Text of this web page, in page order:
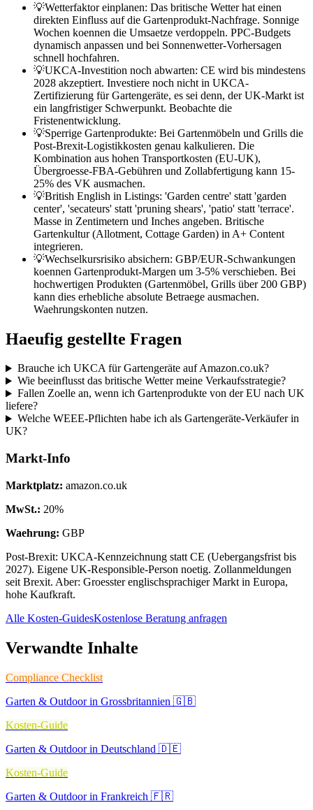
💡Wetterfaktor einplanen: Das britische Wetter hat einen
direkten Einfluss auf die Gartenprodukt-Nachfrage. Sonnige
Wochen koennen die Umsaetze verdoppeln. PPC-Budgets
dynamisch anpassen und bei Sonnenwetter-Vorhersagen
schnell hochfahren.
💡UKCA-Investition noch abwarten: CE wird bis mindestens
2028 akzeptiert. Investiere noch nicht in UKCA-
Zertifizierung für Gartengeräte, es sei denn, der UK-Markt ist
ein langfristiger Schwerpunkt. Beobachte die
Fristenentwicklung.
💡Sperrige Gartenprodukte: Bei Gartenmöbeln und Grills die
Post-Brexit-Logistikkosten genau kalkulieren. Die
Kombination aus hohen Transportkosten (EU-UK),
Übergroesse-FBA-Gebühren und Zollabfertigung kann 15-
25% des VK ausmachen.
💡British English in Listings: 'Garden centre' statt 'garden
center', 'secateurs' statt 'pruning shears', 'patio' statt 'terrace'.
Masse in Zentimetern und Inches angeben. Britische
Gartenkultur (Allotment, Cottage Garden) in A+ Content
integrieren.
💡Wechselkursrisiko absichern: GBP/EUR-Schwankungen
koennen Gartenprodukt-Margen um 3-5% verschieben. Bei
hochwertigen Produkten (Gartenmöbel, Grills über 200 GBP)
kann dies erhebliche absolute Betraege ausmachen.
Waehrungskonten nutzen.
Haeufig gestellte Fragen
Brauche ich UKCA für Gartengeräte auf Amazon.co.uk?
Wie beeinflusst das britische Wetter meine Verkaufsstrategie?
Fallen Zoelle an, wenn ich Gartenprodukte von der EU nach UK
liefere?
Welche WEEE-Pflichten habe ich als Gartengeräte-Verkäufer in
UK?
Markt-Info
Marktplatz: amazon.co.uk
MwSt.: 20%
Waehrung: GBP
Post-Brexit: UKCA-Kennzeichnung statt CE (Uebergangsfrist bis
2027). Eigene UK-Responsible-Person noetig. Zollanmeldungen
seit Brexit. Aber: Groesster englischsprachiger Markt in Europa,
hohe Kaufkraft.
Alle Kosten-GuidesKostenlose Beratung anfragen
Verwandte Inhalte
Compliance Checklist
Garten & Outdoor in Grossbritannien 🇬🇧
Kosten-Guide
Garten & Outdoor in Deutschland 🇩🇪
Kosten-Guide
Garten & Outdoor in Frankreich 🇫🇷